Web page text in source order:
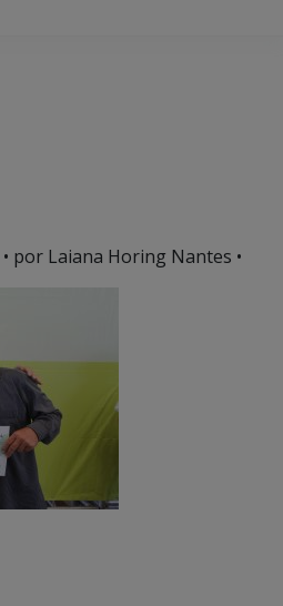
• por Laiana Horing Nantes •